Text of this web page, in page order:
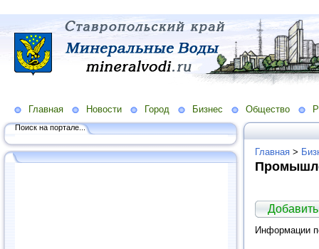
Главная Новости Город Бизнес Общество
Поиск на портале...
Главная >
Информации